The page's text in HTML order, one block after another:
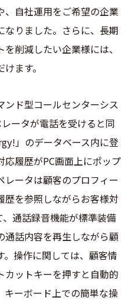
、自社運用をご希望の企業
りました。さらに、長期
削減したい企業様には、
ます。
ンド型コールセンターシス
ータが電話を受けると同
」のデータベース内に登
履歴がPC画面上にポップ
ータは顧客のプロフィー
歴を参照しながらお客様対
通話録音機能が標準装備
通話内容を再生しながら顧
操作に関しては、顧客情
ットキーを押すと自動的
キーボード上での簡単な操